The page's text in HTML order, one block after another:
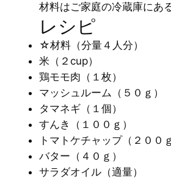
材料はご家庭の冷蔵庫にあ
レシピ
☆材料（分量４人分）
米（２cup）
鶏モモ肉（１枚）
マッシュルーム（５０ｇ）
タマネギ（１個）
すんき（１００ｇ）
トマトケチャップ（２００ｇ
バター（４０ｇ）
サラダオイル（適量）